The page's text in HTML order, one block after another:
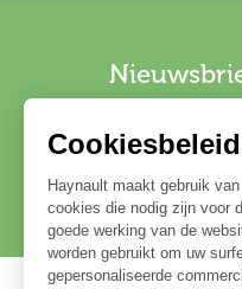
Schrijf u in